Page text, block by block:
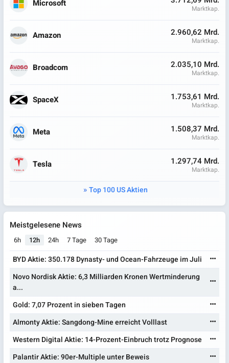
Microsoft Marktkap.
Amazon 2.960,62 Mrd.
Marktkap.
Broadcom 2.035,10 Mrd.
Marktkap.
SpaceX 1.753,61 Mrd.
Marktkap.
Meta 1.508,37 Mrd.
Marktkap.
Tesla 1.297,74 Mrd.
Marktkap.
Top 100 US Aktien
Meistgelesene News
6h 12h 24h 7 Tage 30 Tage
BYD Aktie: 350.178 Dynasty- und Ocean-Fahrzeuge im Juli
Novo Nordisk Aktie: 6,3 Milliarden Kronen Wertminderung
a...
Gold: 7,07 Prozent in sieben Tagen
Almonty Aktie: Sangdong-Mine erreicht Volllast
Western Digital Aktie: 14-Prozent-Einbruch trotz Prognose
Palantir Aktie: 90er-Multiple unter Beweis